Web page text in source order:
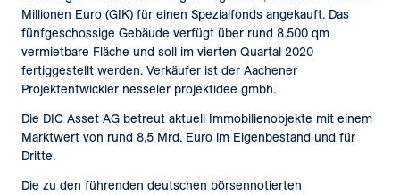
Millionen Euro (GIK) für einen Spezialfonds angekauft. Das
fünfgeschossige Gebäude verfügt über rund 8.500 qm
vermietbare Fläche und soll im vierten Quartal 2020
fertiggestellt werden. Verkäufer ist der Aachener
Projektentwickler nesseler projektidee gmbh.
Die DIC Asset AG betreut aktuell Immobilienobjekte mit einem
Marktwert von rund 8,5 Mrd. Euro im Eigenbestand und für
Dritte.
Die zu den führenden deutschen börsennotierten